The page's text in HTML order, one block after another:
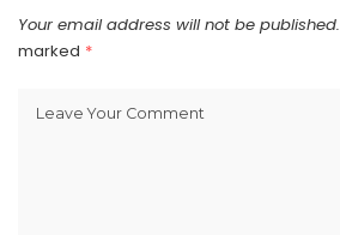
Your email address will not be published.
marked *